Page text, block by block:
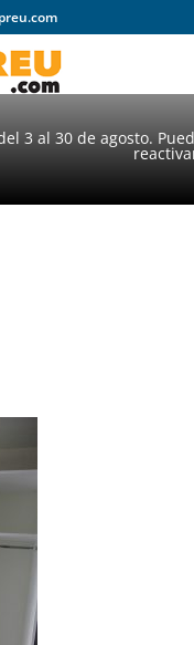
3 al 30 de agosto.